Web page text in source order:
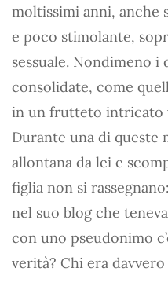
moltissimi anni, anche
e poco stimolante,
sessuale. Nondimeno
consolidate, come
in un frutteto intricato
Durante una di queste
allontana da lei e
figlia non si
nel suo blog che
con uno pseudonimo
verità? Chi era davvero